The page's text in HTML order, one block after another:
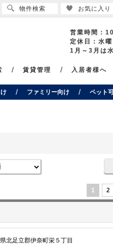
営業時間：
定休日：水
1月～3月は
賃貸管理 入居者様へ
ファミリー向け ペット
1 2
北足立郡伊奈町栄５丁目
物件検索 お気に入り